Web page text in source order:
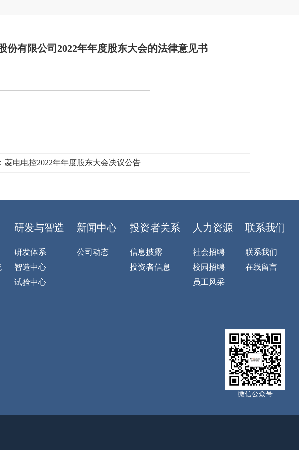
有限公司2022年年度股东大会的法律意见书
菱电电控2022年年度股东大会决议公告
研发与智造
研发体系
智造中心
试验中心
新闻中心
公司动态
投资者关系
信息披露
投资者信息
人力资源
社会招聘
校园招聘
员工风采
联系我们
联系我们
在线留言
微信公众号